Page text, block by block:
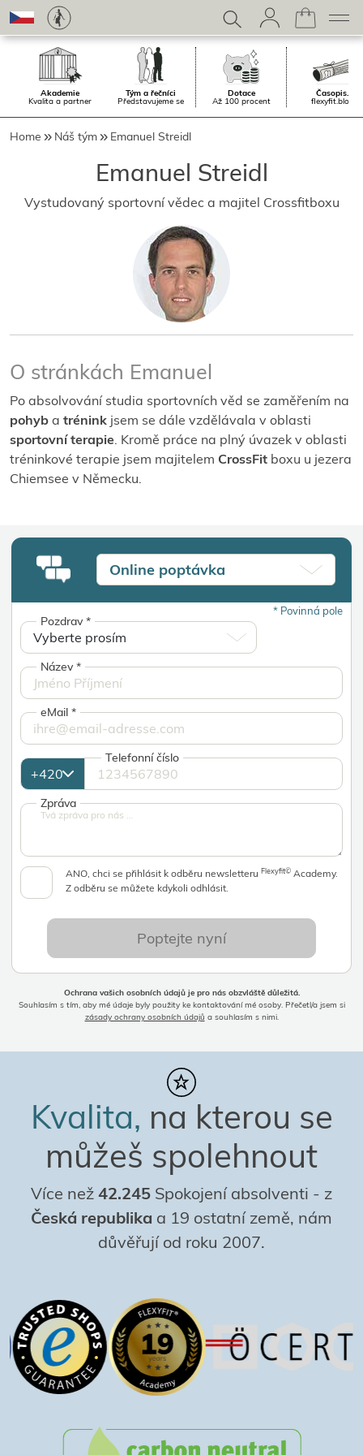
Akademie
Kvalita a partner
Tým a řečníci
Představujeme se
Dotace
Až 100 procent
Časopis.
flexyfit.blog
Home Náš tým Emanuel Streidl
Emanuel Streidl
Vystudovaný sportovní vědec a majitel Crossfitboxu
O stránkách Emanuel
Po absolvování studia sportovních věd se zaměřením na
pohyb a trénink jsem se dále vzdělávala v oblasti
sportovní terapie. Kromě práce na plný úvazek v oblasti
tréninkové terapie jsem majitelem CrossFit boxu u jezera
Chiemsee v Německu.
Online poptávka
*Povinná pole
Pozdrav*
Název*
eMail*
Telefonní číslo
Zpráva
ANO, chci se přihlásit k odběru newsletteruFlexyfit© Academy.
Z odběru se můžete kdykoli odhlásit.
Poptejte nyní
Ochrana vašich osobních údajů je pro nás obzvláště důležitá.
Souhlasím s tím, aby mé údaje byly použity ke kontaktování mé osoby. Přečetl/a jsem si
zásady ochrany osobních údajů a souhlasím s nimi.
Kvalita, na kterou se
můžeš spolehnout
Více než 42.245 Spokojení absolventi - z
Česká republika a 19 ostatní země, nám
důvěřují od roku 2007.